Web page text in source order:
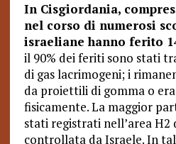
In Cisgiordania,
nel corso di numerosi
israeliane hanno ferito
il 90% dei feriti sono stati
di gas lacrimogeni; i
da proiettili di gomma o
fisicamente. La maggior
stati registrati nell’area
controllata da Israele. In